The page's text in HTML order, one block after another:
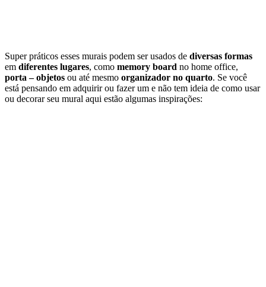
Super práticos esses murais podem ser usados de diversas formas
em diferentes lugares, como memory board no home office,
porta – objetos ou até mesmo organizador no quarto. Se você
está pensando em adquirir ou fazer um e não tem ideia de como usar
ou decorar seu mural aqui estão algumas inspirações: